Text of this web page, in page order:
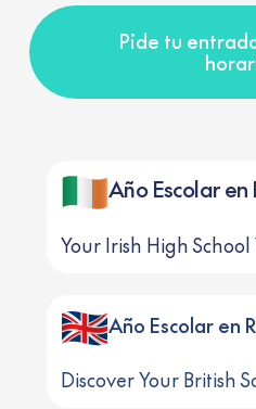
Pide tu
Año Escolar
Your Irish High School
Año Escolar en
Discover Your British